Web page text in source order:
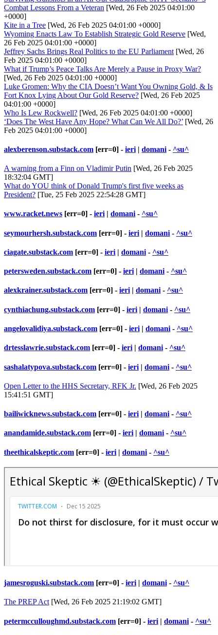
Combat Lessons From a Veteran [Wed, 26 Feb 2025 04:01:00
+0000]
Kite in a Tree [Wed, 26 Feb 2025 04:01:00 +0000]
Wyoming Enacts Law To Establish Strategic Gold Reserve [Wed,
26 Feb 2025 04:01:00 +0000]
Jeffrey Sachs Brings Real Politics to the EU Parliament [Wed, 26
Feb 2025 04:01:00 +0000]
What if Trump’s Peace Talks Are Merely a Pause in Proxy War?
[Wed, 26 Feb 2025 04:01:00 +0000]
Luke Gromen: Why the CIA Doesn’t Want You Owning Gold, & Is
Fort Knox Lying About Our Gold Reserve? [Wed, 26 Feb 2025
04:01:00 +0000]
Who Is Lew Rockwell? [Wed, 26 Feb 2025 04:01:00 +0000]
‘Does The West Have Any Hope? What Can We All Do?’ [Wed, 26
Feb 2025 04:01:00 +0000]
alexberenson.substack.com [err=0] - ieri | domani - ^su^
A warning from a Finn on Vladimir Putin [Wed, 26 Feb 2025
18:32:04 GMT]
What do YOU think of Donald Trump's first five weeks as
President? [Tue, 25 Feb 2025 22:54:28 GMT]
www.racket.news [err=0] - ieri | domani - ^su^
seymourhersh.substack.com [err=0] - ieri | domani - ^su^
ciagate.substack.com [err=0] - ieri | domani - ^su^
petersweden.substack.com [err=0] - ieri | domani - ^su^
alexkrainer.substack.com [err=0] - ieri| domani- ^su^
cynthiachung.substack.com [err=0] - ieri | domani - ^su^
angelovalidiya.substack.com [err=0] - ieri | domani - ^su^
drtesslawrie.substack.com [err=0] - ieri | domani - ^su^
sashalatypova.substack.com [err=0] - ieri | domani - ^su^
Open Letter to the HHS Secretary, RFK Jr. [Wed, 26 Feb 2025
15:41:51 GMT]
bailiwicknews.substack.com [err=0] - ieri | domani - ^su^
anandamide.substack.com [err=0] - ieri | domani - ^su^
theethicalskeptic.com [err=0] - ieri | domani - ^su^
jamesroguski.substack.com [err=0] - ieri | domani - ^su^
The PREP Act [Wed, 26 Feb 2025 21:19:02 GMT]
petermcculloughmd.substack.com [err=0] - ieri | domani - ^su^